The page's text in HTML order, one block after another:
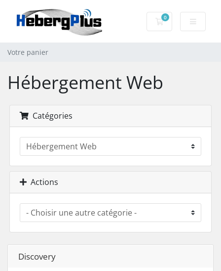
0
Votre panier
Votre panier
Hébergement Web
Catégories
Actions
Discovery